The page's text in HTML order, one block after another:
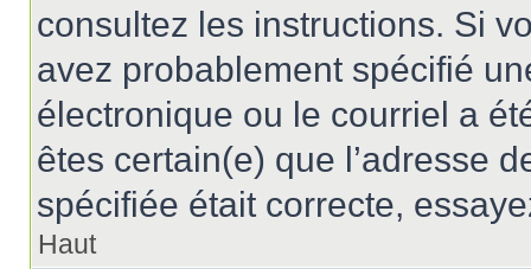
consultez les instructions. Si
avez probablement spécifié
électronique ou le courriel a
êtes certain(e) que l’adresse
spécifiée était correcte,
Haut